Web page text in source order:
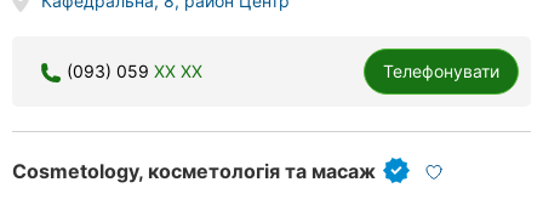
(093) 059 XX XX Телефонувати
Cosmetology, косметологія та масаж